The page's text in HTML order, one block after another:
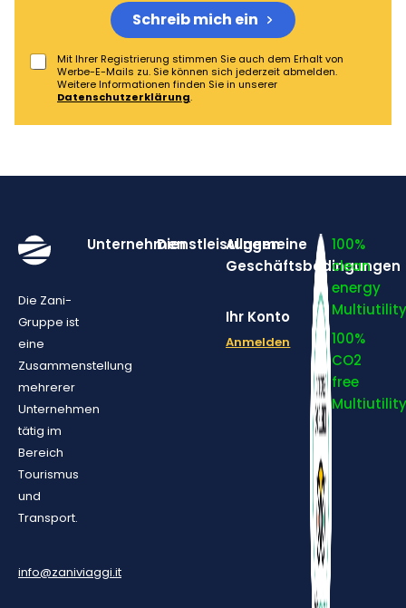
Mit Ihrer Registrierung stimmen Sie auch dem Erhalt von
Werbe-E-Mails zu. Sie können sich jederzeit abmelden.
Weitere Informationen finden Sie in unserer
Datenschutzerklärung.
Schreib mich ein
Die Zani-
Gruppe ist
eine
Zusammenstellung
mehrerer
Unternehmen
tätig im
Bereich
Tourismus
und
Transport.
info@zaniviaggi.it
UnternehmenDienstleistungen
Allgemeine
Geschäftsbedingungen
Ihr Konto
Anmelden
100%
clean
energy
Multiutility
100%
CO2
free
Multiutility